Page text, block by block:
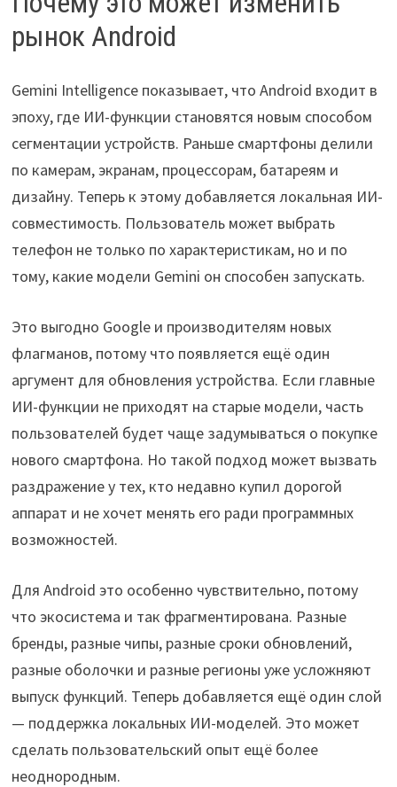
рынок Android
Gemini Intelligence показывает, что Android входит в
эпоху, где ИИ-функции становятся новым способом
сегментации устройств. Раньше смартфоны делили
по камерам, экранам, процессорам, батареям и
дизайну. Теперь к этому добавляется локальная ИИ-
совместимость. Пользователь может выбрать
телефон не только по характеристикам, но и по
тому, какие модели Gemini он способен запускать.
Это выгодно Google и производителям новых
флагманов, потому что появляется ещё один
аргумент для обновления устройства. Если главные
ИИ-функции не приходят на старые модели, часть
пользователей будет чаще задумываться о покупке
нового смартфона. Но такой подход может вызвать
раздражение у тех, кто недавно купил дорогой
аппарат и не хочет менять его ради программных
возможностей.
Для Android это особенно чувствительно, потому
что экосистема и так фрагментирована. Разные
бренды, разные чипы, разные сроки обновлений,
разные оболочки и разные регионы уже усложняют
выпуск функций. Теперь добавляется ещё один слой
— поддержка локальных ИИ-моделей. Это может
сделать пользовательский опыт ещё более
неоднородным.